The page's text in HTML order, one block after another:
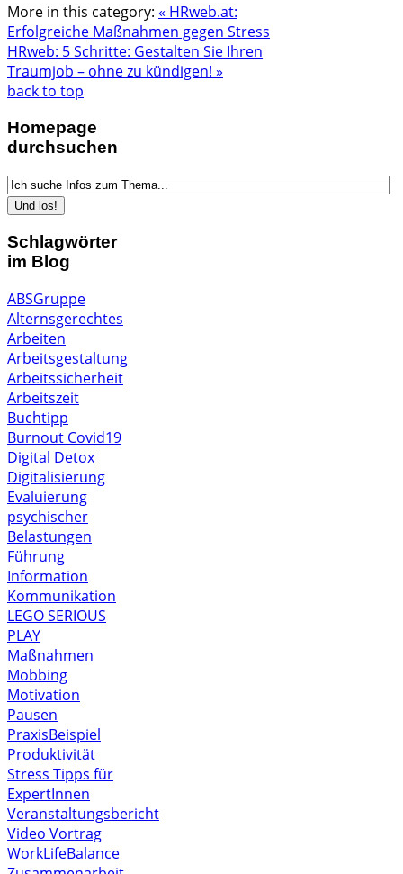
More in this category: « HRweb.at:
Erfolgreiche Maßnahmen gegen Stress
HRweb: 5 Schritte: Gestalten Sie Ihren
Traumjob – ohne zu kündigen! »
back to top
Homepage
durchsuchen
Schlagwörter
im Blog
ABSGruppe
Alternsgerechtes
Arbeiten
Arbeitsgestaltung
Arbeitssicherheit
Arbeitszeit
Buchtipp
Burnout Covid19
Digital Detox
Digitalisierung
Evaluierung
psychischer
Belastungen
Führung
Information
Kommunikation
LEGO SERIOUS
PLAY
Maßnahmen
Mobbing
Motivation
Pausen
PraxisBeispiel
Produktivität
Stress Tipps für
ExpertInnen
Veranstaltungsbericht
Video Vortrag
WorkLifeBalance